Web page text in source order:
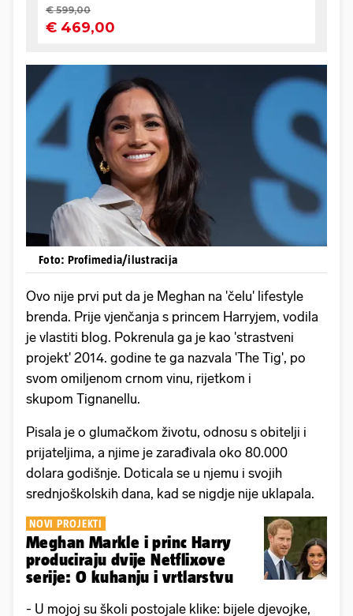
Foto: Profimedia/ilustracija
Ovo nije prvi put da je Meghan na 'čelu' lifestyle
brenda. Prije vjenčanja s princem Harryjem, vodila
je vlastiti blog. Pokrenula ga je kao 'strastveni
projekt' 2014. godine te ga nazvala 'The Tig', po
svom omiljenom crnom vinu, rijetkom i
skupom Tignanellu.
Pisala je o glumačkom životu, odnosu s obitelji i
prijateljima, a njime je zarađivala oko 80.000
dolara godišnje. Doticala se u njemu i svojih
srednjoškolskih dana, kad se nigdje nije uklapala.
NOVI PROJEKTI
Meghan Markle i princ Harry
produciraju dvije Netflixove
serije: O kuhanju i vrtlarstvu
- U mojoj su školi postojale klike: bijele djevojke,